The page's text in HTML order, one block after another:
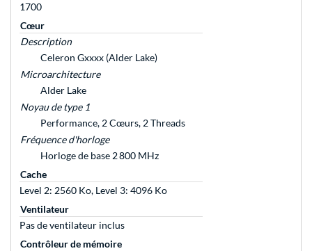
1700
Cœur
Description
Celeron Gxxxx (Alder Lake)
Microarchitecture
Alder Lake
Noyau de type 1
Performance, 2 Cœurs, 2 Threads
Fréquence d'horloge
Horloge de base 2 800 MHz
Cache
Level 2: 2560 Ko, Level 3: 4096 Ko
Ventilateur
Pas de ventilateur inclus
Contrôleur de mémoire